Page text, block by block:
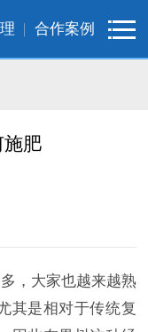
合作案例
施肥
，大家也越来越熟
其是相对于传统复